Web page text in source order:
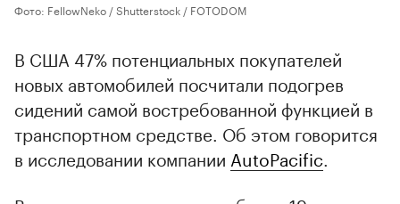
Фото: FellowNeko / Shutterstock / FOTODOM
В США 47% потенциальных покупателей
новых автомобилей посчитали подогрев
сидений самой востребованной функцией в
транспортном средстве. Об этом говорится
в исследовании компании AutoPacific.